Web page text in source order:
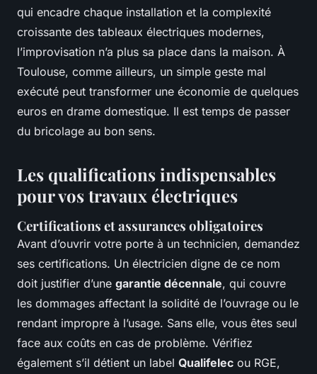
qui encadre chaque installation et la complexité
croissante des tableaux électriques modernes,
l’improvisation n’a plus sa place dans la maison. À
Toulouse, comme ailleurs, un simple geste mal
exécuté peut transformer une économie de quelques
euros en drame domestique. Il est temps de passer
du bricolage au bon sens.
Les qualifications indispensables
pour vos travaux électriques
Certifications et assurances obligatoires
Avant d’ouvrir votre porte à un technicien, demandez
ses certifications. Un électricien digne de ce nom
doit justifier d’une garantie décennale, qui couvre
les dommages affectant la solidité de l’ouvrage ou le
rendant impropre à l’usage. Sans elle, vous êtes seul
face aux coûts en cas de problème. Vérifiez
également s’il détient un label Qualifelec ou RGE,